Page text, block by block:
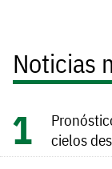
Noticias
cielos